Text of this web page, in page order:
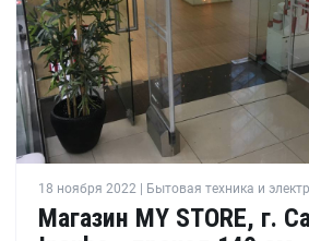
18 ноября 2022 | Бытовая техника и
Магазин MY STORE, г.